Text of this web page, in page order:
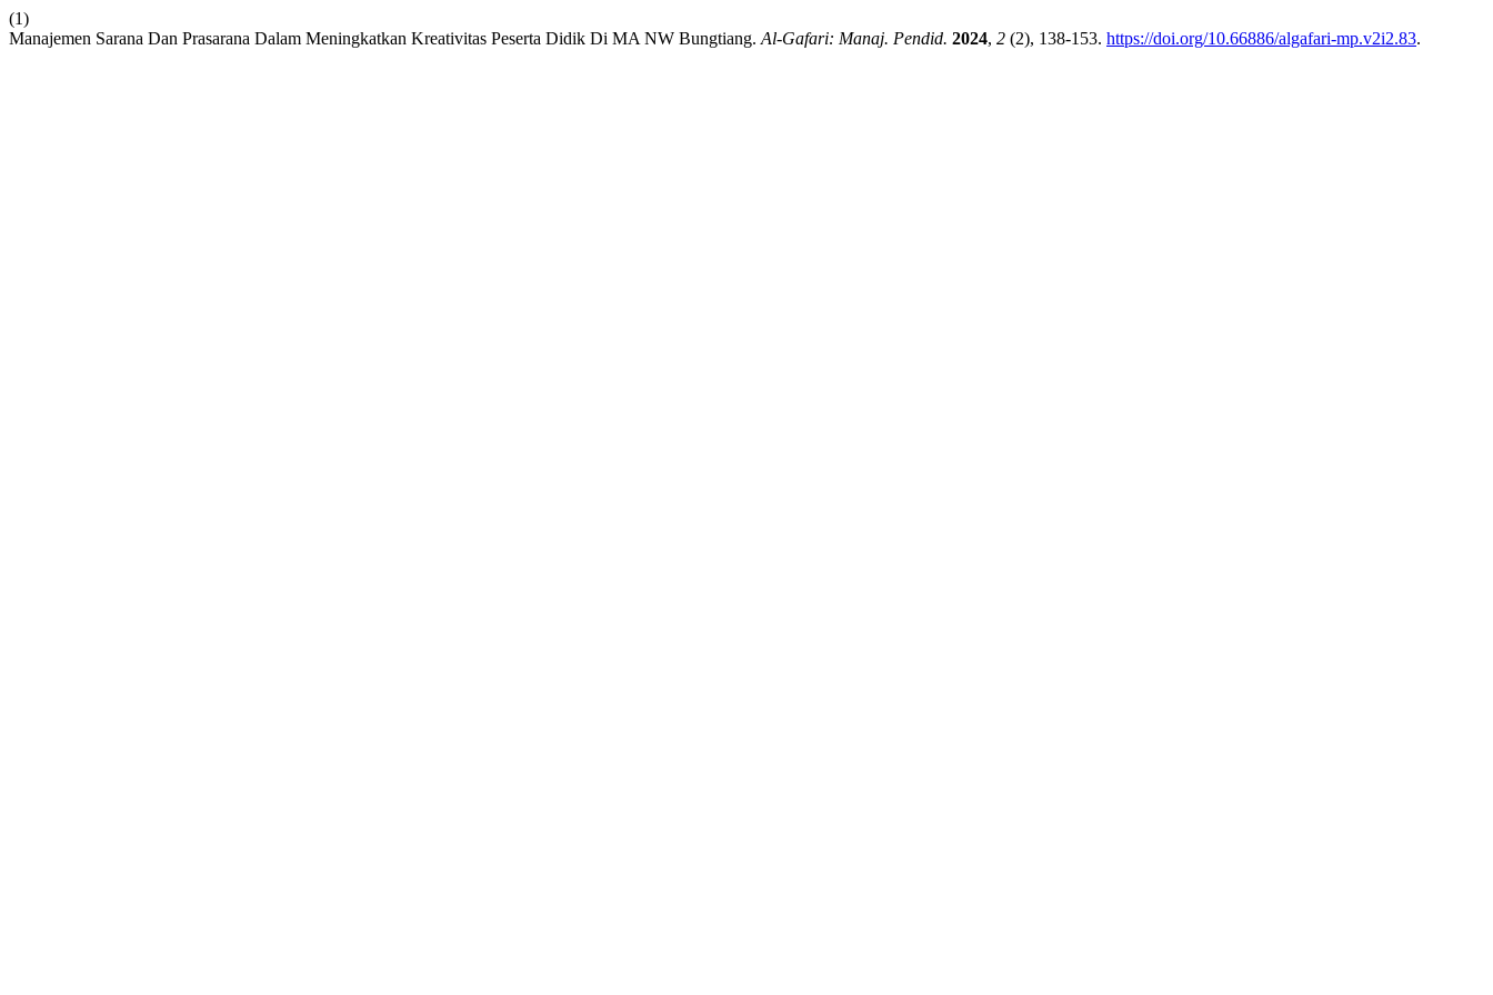
(1)
Manajemen Sarana Dan Prasarana Dalam Meningkatkan Kreativitas Peserta Didik Di MA NW Bungtiang. Al-Gafari: Manaj. Pendid. 2024, 2 (2), 138-153. https://doi.org/10.66886/algafari-mp.v2i2.83.